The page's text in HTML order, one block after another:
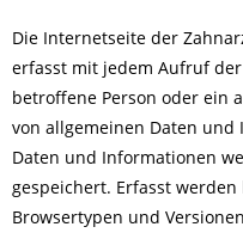
Die Internetseite der
erfasst mit jedem Aufruf
betroffene Person oder ein
von allgemeinen Daten
Daten und Informationen
gespeichert. Erfasst
Browsertypen und